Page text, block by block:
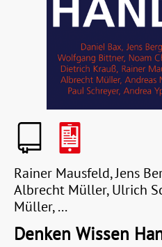
Rainer Mausfeld, Jens
Albrecht Müller, Ulrich
Müller, ...
Denken Wissen